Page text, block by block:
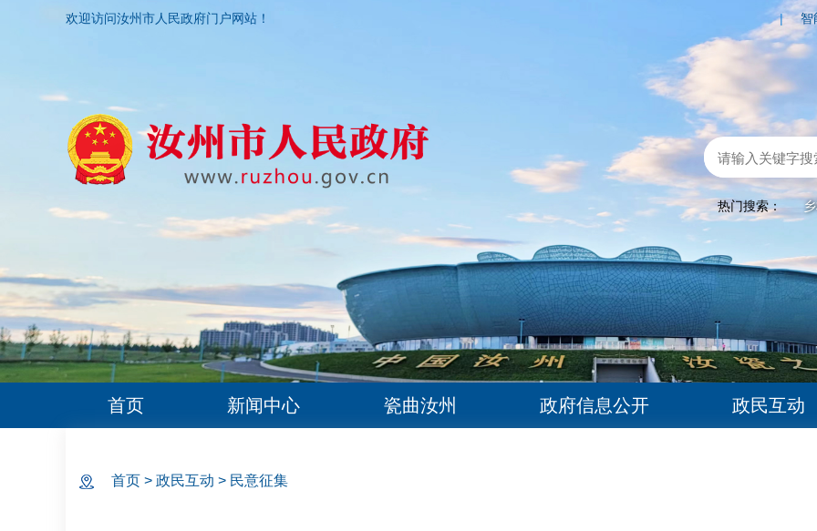
欢迎访问汝州市人民政府门户网站！ | 智
热门搜索：
首页 新闻中心 瓷曲汝州 政府信息公开 政民互动
首页 > 政民互动 > 民意征集